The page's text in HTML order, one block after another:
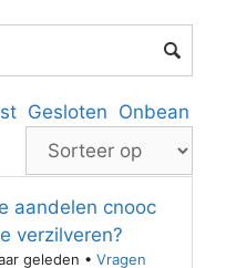
Gesloten Onbean
aandelen cnooc
verzilveren?
geleden • Vragen